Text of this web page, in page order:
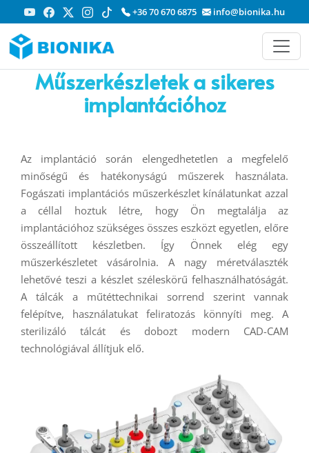
+36 70 670 6875 info@bionika.hu
Műszerkészletek a sikeres
implantációhoz
Az implantáció során elengedhetetlen a megfelelő
minőségű és hatékonyságú műszerek használata.
Fogászati implantációs műszerkészlet kínálatunkat azzal
a céllal hoztuk létre, hogy Ön megtalálja az
implantációhoz szükséges összes eszközt egyetlen, előre
összeállított készletben. Így Önnek elég egy
műszerkészletet vásárolnia. A nagy méretválaszték
lehetővé teszi a készlet széleskörű felhasználhatóságát.
A tálcák a műtéttechnikai sorrend szerint vannak
felépítve, használatukat feliratozás könnyíti meg. A
sterilizáló tálcát és dobozt modern CAD-CAM
technológiával állítjuk elő.